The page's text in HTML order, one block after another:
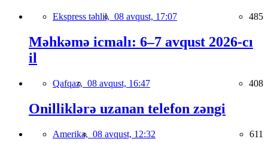
Ekspress təhlil, 08 avqust, 17:07 485
Məhkəmə icmalı: 6–7 avqust 2026-cı
il
Qafqaz, 08 avqust, 16:47 408
Onilliklərə uzanan telefon zəngi
Amerika, 08 avqust, 12:32 611